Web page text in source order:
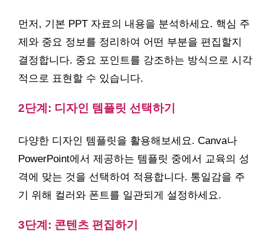
먼저, 기본 PPT 자료의 내용을 분석하세요. 핵심 주
제와 중요 정보를 정리하여 어떤 부분을 편집할지
결정합니다. 중요 포인트를 강조하는 방식으로 시각
적으로 표현할 수 있습니다.
2단계: 디자인 템플릿 선택하기
다양한 디자인 템플릿을 활용해보세요. Canva나
PowerPoint에서 제공하는 템플릿 중에서 교육의 성
격에 맞는 것을 선택하여 적용합니다. 통일감을 주
기 위해 컬러와 폰트를 일관되게 설정하세요.
3단계: 콘텐츠 편집하기